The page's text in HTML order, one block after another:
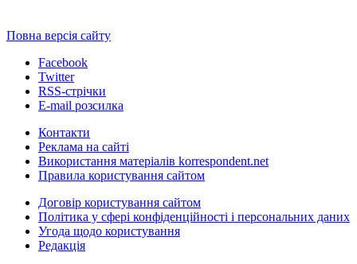
Повна версія сайту
Facebook
Twitter
RSS-стрічки
E-mail розсилка
Контакти
Реклама на сайті
Використання матеріалів korrespondent.net
Правила користування сайтом
Договір користування сайтом
Політика у сфері конфіденційності і персональних даних
Угода щодо користування
Редакція